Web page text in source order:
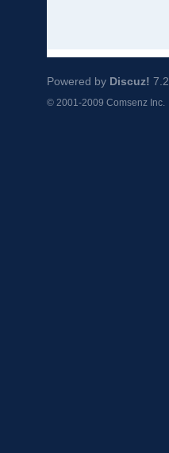
Powered by Discuz! 7.2
© 2001-2009 Comsenz Inc.